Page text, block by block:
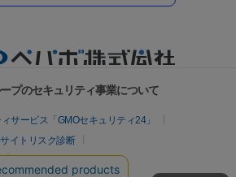
プのセキュリティ事業について
サービス「GMOセキュリティ24」
イトリスク診断
ット